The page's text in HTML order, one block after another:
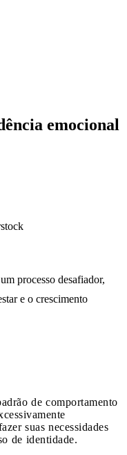
emocional
processo desafiador,
e o crescimento
de comportamento
suas necessidades
de identidade.